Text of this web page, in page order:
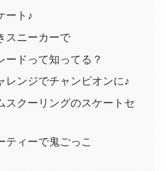
ート♪
スニーカーで
ードって知ってる？
レンジでチャンピオンに♪
スクーリングのスケートセ
ティーで鬼ごっこ